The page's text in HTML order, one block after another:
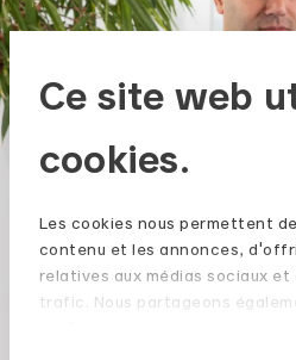
Ce site web
cookies.
Les cookies nous permettent
contenu et les annonces,
relatives aux médias sociaux
trafic. Nous partageons